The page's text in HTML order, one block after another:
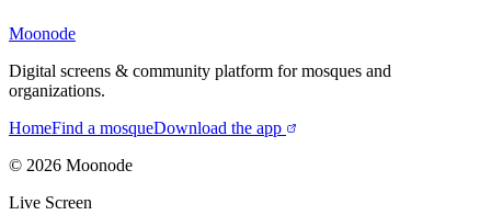
Moonode
Digital screens & community platform for mosques and
organizations.
HomeFind a mosqueDownload the app
© 2026 Moonode
Live Screen